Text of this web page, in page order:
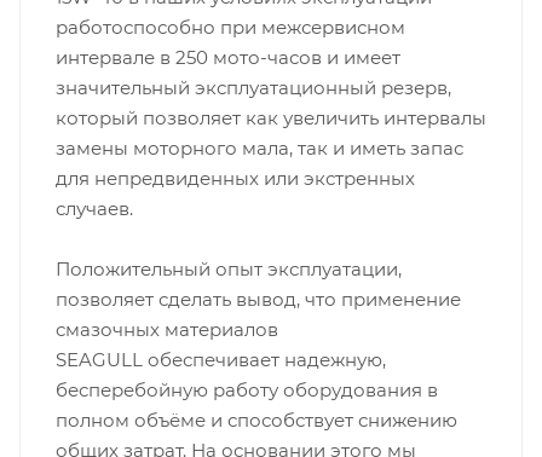
работоспособно при межсервисном
интервале в 250 мото-часов и имеет
значительный эксплуатационный резерв,
который позволяет как увеличить интервалы
замены моторного мала, так и иметь запас
для непредвиденных или экстренных
случаев.
Положительный опыт эксплуатации,
позволяет сделать вывод, что применение
смазочных материалов
SEAGULL обеспечивает надежную,
бесперебойную работу оборудования в
полном объёме и способствует снижению
общих затрат. На основании этого мы